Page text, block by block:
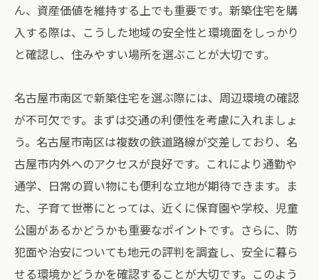
ん、資産価値を維持する上でも重要です。新築住宅を購
入する際は、こうした地域の安全性と環境面をしっかり
と確認し、住みやすい場所を選ぶことが大切です。
名古屋市南区で新築住宅を選ぶ際には、周辺環境の確認
が不可欠です。まずは交通の利便性を考慮に入れましょ
う。名古屋市南区は複数の鉄道路線が交差しており、名
古屋市内外へのアクセスが良好です。これにより通勤や
通学、日常の買い物にも便利な立地が期待できます。ま
た、子育て世帯にとっては、近くに保育園や学校、児童
公園があるかどうかも重要なポイントです。さらに、防
犯面や治安についても地元の評判を調査し、安全に暮ら
せる環境かどうかを確認することが大切です。このよう